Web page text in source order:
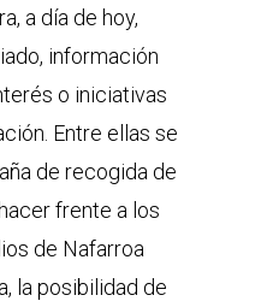
a día de hoy,
información
o iniciativas
Entre ellas se
de recogida de
frente a los
de Nafarroa
la posibilidad de